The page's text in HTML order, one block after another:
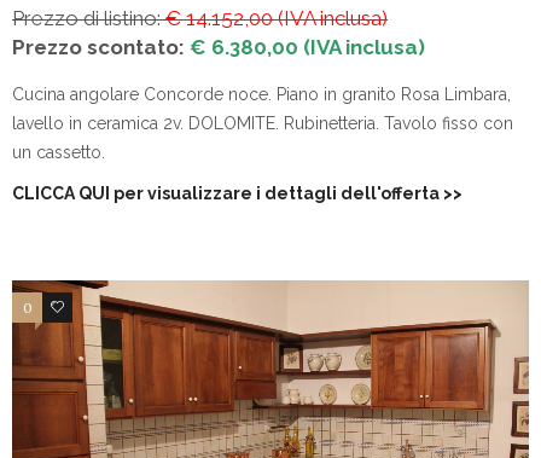
Prezzo di listino:€ 14.152,00 (IVA inclusa)
Prezzo scontato: € 6.380,00 (IVA inclusa)
Cucina angolare Concorde noce. Piano in granito Rosa Limbara,
lavello in ceramica 2v. DOLOMITE. Rubinetteria. Tavolo fisso con
un cassetto.
CLICCA QUI per visualizzare i dettagli dell'offerta >>
0 4